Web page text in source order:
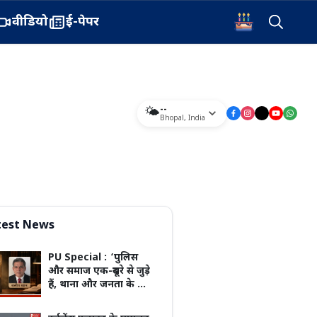
वीडियो ई-पेपर
🌤️--
Bhopal, India
News
PU Special : ‘पुलिस
और समाज एक-दूसरे से जुड़े
हैं, थाना और जनता के बीच
होगा, अपराध से लड़ना